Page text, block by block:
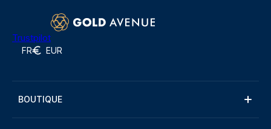
Trustpilot
FR EUR
BOUTIQUE